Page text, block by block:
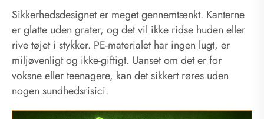
Sikkerhedsdesignet er meget gennemtænkt. Kanterne
er glatte uden grater, og det vil ikke ridse huden eller
rive tøjet i stykker. PE-materialet har ingen lugt, er
miljøvenligt og ikke-giftigt. Uanset om det er for
voksne eller teenagere, kan det sikkert røres uden
nogen sundhedsrisici.